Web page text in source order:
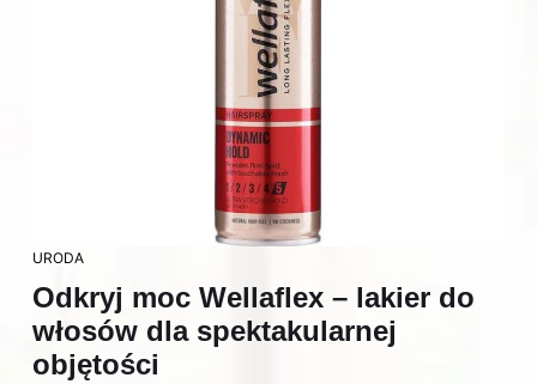
URODA
Odkryj moc Wellaflex – lakier do
włosów dla spektakularnej
objętości